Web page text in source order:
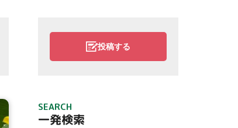
投稿する
SEARCH
一発検索